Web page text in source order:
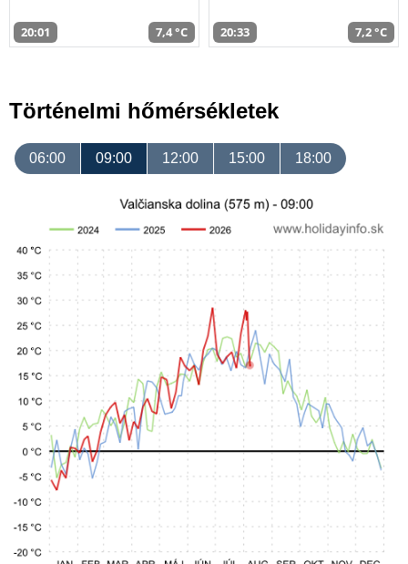
20:01 7,4 °C 20:33 7,2 °C
Történelmi hőmérsékletek
06:00 09:00 12:00 15:00 18:00